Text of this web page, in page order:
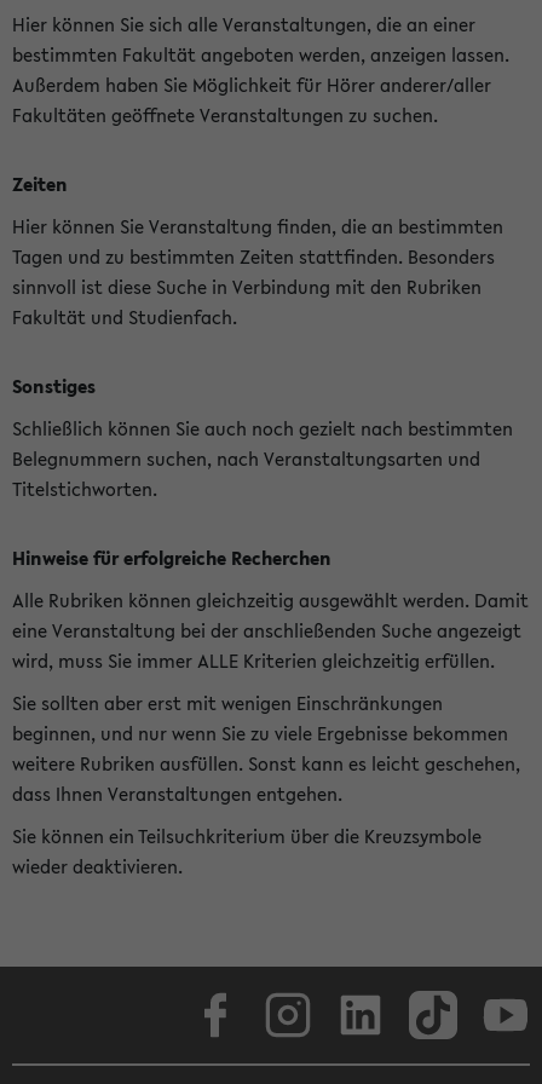
Hier können Sie sich alle Veranstaltungen, die an einer
bestimmten Fakultät angeboten werden, anzeigen lassen.
Außerdem haben Sie Möglichkeit für Hörer anderer/aller
Fakultäten geöffnete Veranstaltungen zu suchen.
Zeiten
Hier können Sie Veranstaltung finden, die an bestimmten
Tagen und zu bestimmten Zeiten stattfinden. Besonders
sinnvoll ist diese Suche in Verbindung mit den Rubriken
Fakultät und Studienfach.
Sonstiges
Schließlich können Sie auch noch gezielt nach bestimmten
Belegnummern suchen, nach Veranstaltungsarten und
Titelstichworten.
Hinweise für erfolgreiche Recherchen
Alle Rubriken können gleichzeitig ausgewählt werden. Damit
eine Veranstaltung bei der anschließenden Suche angezeigt
wird, muss Sie immer ALLE Kriterien gleichzeitig erfüllen.
Sie sollten aber erst mit wenigen Einschränkungen
beginnen, und nur wenn Sie zu viele Ergebnisse bekommen
weitere Rubriken ausfüllen. Sonst kann es leicht geschehen,
dass Ihnen Veranstaltungen entgehen.
Sie können ein Teilsuchkriterium über die Kreuzsymbole
wieder deaktivieren.